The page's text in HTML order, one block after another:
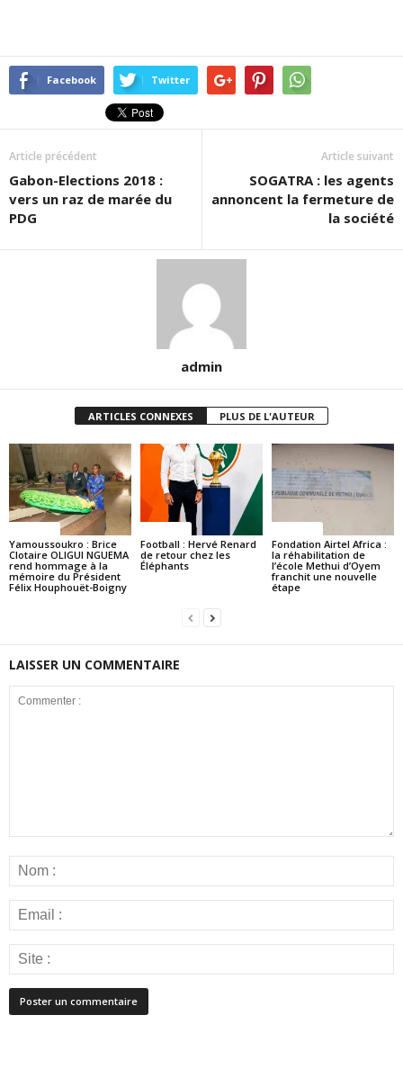
Facebook Twitter
Article précédent
Gabon-Elections 2018 :
vers un raz de marée du
PDG
Article suivant
SOGATRA : les agents
annoncent la fermeture de
la société
admin
ARTICLES CONNEXES PLUS DE L'AUTEUR
Yamoussoukro : Brice
Clotaire OLIGUI NGUEMA
rend hommage à la
mémoire du Président
Félix Houphouët-Boigny
Football : Hervé Renard
de retour chez les
Éléphants
Fondation Airtel Africa :
la réhabilitation de
l’école Methui d’Oyem
franchit une nouvelle
étape
LAISSER UN COMMENTAIRE